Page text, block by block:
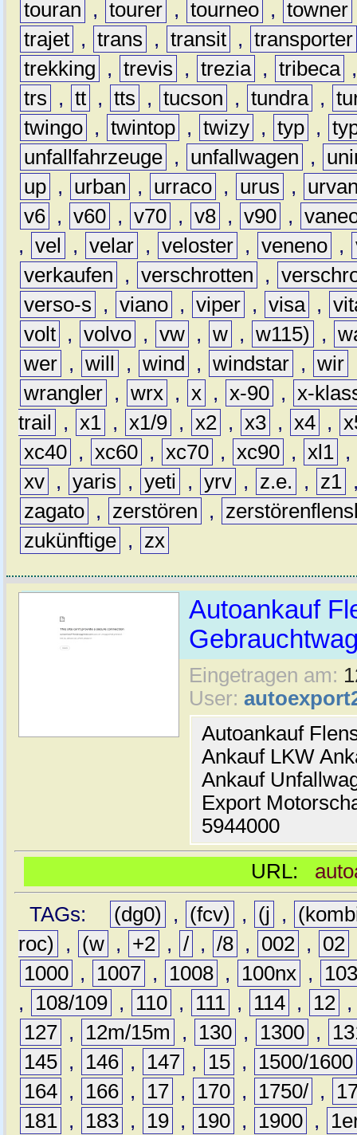
touran , tourer , tourneo , towner
trajet , trans , transit , transporter
trekking
, trevis , trezia , tribeca
trs
, tt , tts , tucson , tundra ,
twingo , twintop , twizy , typ ,
unfallfahrzeuge , unfallwagen ,
up , urban , urraco , urus ,
v6 , v60 , v70 , v8 , v90 ,
, vel , velar , veloster , veneno ,
verkaufen
, verschrotten ,
verso-s
, viano , viper , visa ,
volt , volvo , vw , w , w115) ,
wer , will , wind , windstar , wir
wrangler , wrx , x , x-90 , x-
trail
, x1 , x1/9 , x2 , x3 , x4 ,
xc40 , xc60 , xc70 , xc90 , xl1 ,
xv , yaris , yeti , yrv , z.e. , z1
zagato , zerstören ,
zukünftige , zx
Autoankauf
Eingetragen am:
User:
Autoankauf
Ankauf LKW
Ankauf
Export
5944000
URL:
TAGs:
(dg0) , (fcv) , (j ,
roc)
, (w , +2 , / , /8 , 002 , 02
1000 , 1007 , 1008 , 100nx ,
,
108/109 , 110 , 111 , 114 , 12
127 , 12m/15m , 130 , 1300 ,
145 , 146 , 147 , 15 ,
1500/1600
164 , 166 , 17 , 170 , 1750/ ,
181 , 183 , 19 , 190 , 1900 ,